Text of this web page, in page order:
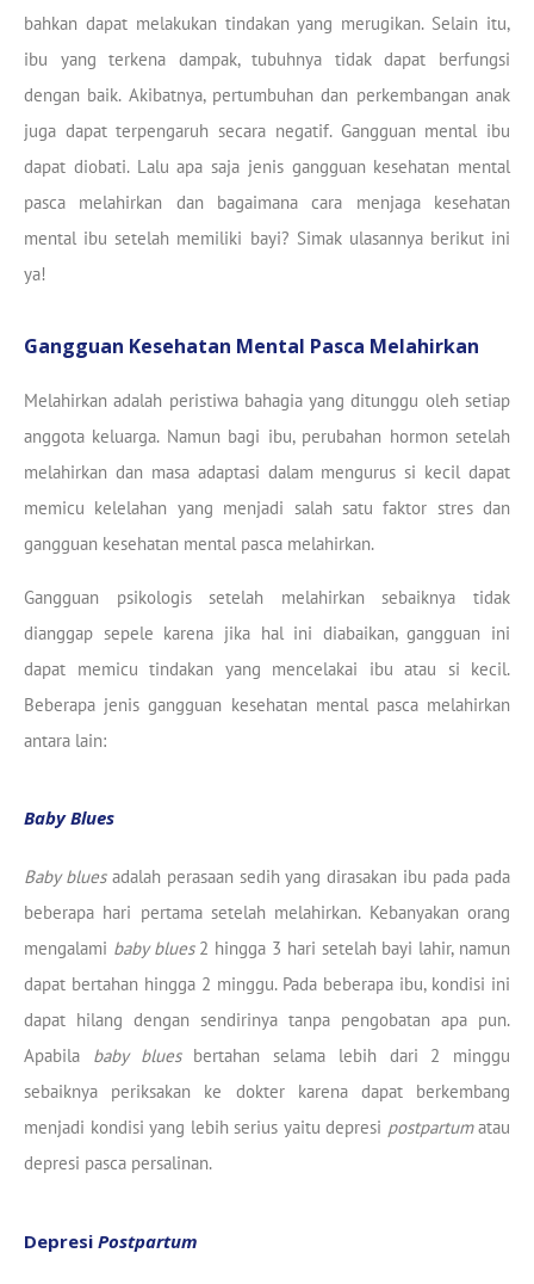
bahkan dapat melakukan tindakan yang merugikan. Selain itu,
ibu yang terkena dampak, tubuhnya tidak dapat berfungsi
dengan baik. Akibatnya, pertumbuhan dan perkembangan anak
juga dapat terpengaruh secara negatif. Gangguan mental ibu
dapat diobati. Lalu apa saja jenis gangguan kesehatan mental
pasca melahirkan dan bagaimana cara menjaga kesehatan
mental ibu setelah memiliki bayi? Simak ulasannya berikut ini
ya!
Gangguan Kesehatan Mental Pasca Melahirkan
Melahirkan adalah peristiwa bahagia yang ditunggu oleh setiap
anggota keluarga. Namun bagi ibu, perubahan hormon setelah
melahirkan dan masa adaptasi dalam mengurus si kecil dapat
memicu kelelahan yang menjadi salah satu faktor stres dan
gangguan kesehatan mental pasca melahirkan.
Gangguan psikologis setelah melahirkan sebaiknya tidak
dianggap sepele karena jika hal ini diabaikan, gangguan ini
dapat memicu tindakan yang mencelakai ibu atau si kecil.
Beberapa jenis gangguan kesehatan mental pasca melahirkan
antara lain:
Baby Blues
Baby bluesadalah perasaan sedih yang dirasakan ibu pada pada
beberapa hari pertama setelah melahirkan. Kebanyakan orang
mengalami baby blues2 hingga 3 hari setelah bayi lahir, namun
dapat bertahan hingga 2 minggu. Pada beberapa ibu, kondisi ini
dapat hilang dengan sendirinya tanpa pengobatan apa pun.
Apabila baby bluesbertahan selama lebih dari 2 minggu
sebaiknya periksakan ke dokter karena dapat berkembang
menjadi kondisi yang lebih serius yaitu depresi postpartumatau
depresi pasca persalinan.
Depresi Postpartum